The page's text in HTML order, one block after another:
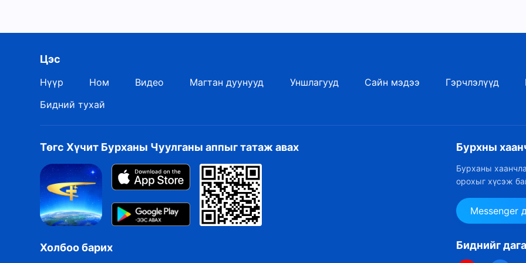
Цэс
Нүүр Ном Видео Магтан дуунууд Уншлагууд Сайн мэдээ Гэрчлэлүүд
Бидний тухай
Төгс Хүчит Бурханы Чуулганы аппыг татаж авах
Холбоо барих
Бурхны
Бурханы
орохыг хүсэж
Messenger
Биднийг